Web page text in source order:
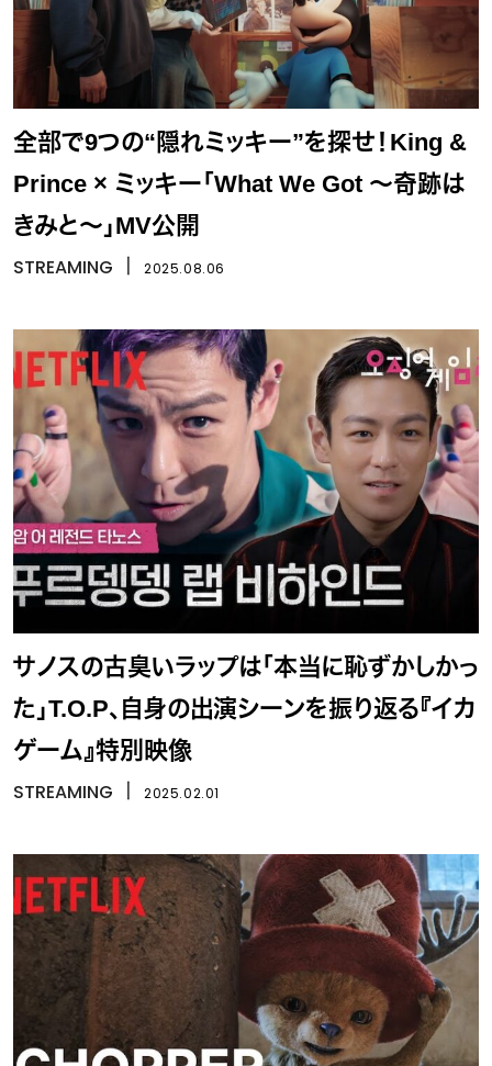
全部で9つの“隠れミッキー”を探せ！King &
Prince × ミッキー「What We Got ～奇跡は
きみと～」MV公開
STREAMING 2025.08.06
サノスの古臭いラップは「本当に恥ずかしかっ
た」T.O.P、自身の出演シーンを振り返る『イカ
ゲーム』特別映像
STREAMING 2025.02.01